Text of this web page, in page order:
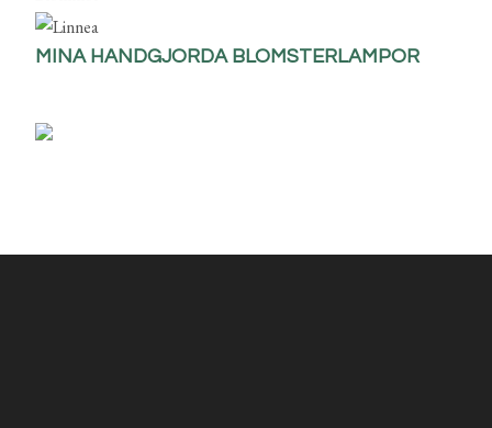
MINA HANDGJORDA BLOMSTERLAMPOR